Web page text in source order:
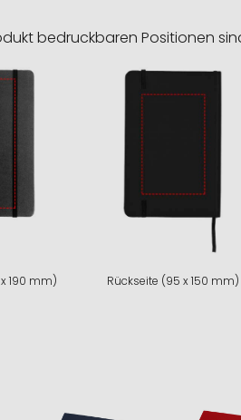
bedruckbaren Positionen
190 mm) Rückseite (95 x 150 mm)